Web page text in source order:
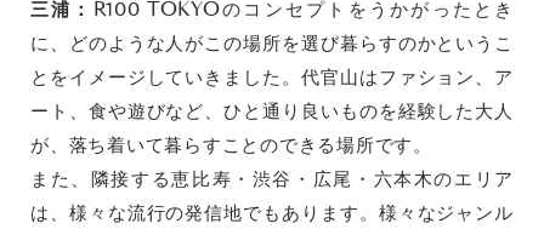
三浦：
R100 TOKYOのコンセプトをうかがったとき
に、どのような人がこの場所を選び暮らすのかというこ
とをイメージしていきました。代官山はファション、ア
ート、食や遊びなど、ひと通り良いものを経験した大人
が、落ち着いて暮らすことのできる場所です。
また、隣接する恵比寿・渋谷・広尾・六本木のエリア
は、様々な流行の発信地でもあります。様々なジャンル